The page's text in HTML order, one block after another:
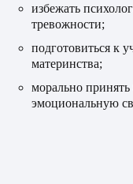
избежать
тревожности;
подготовиться к
материнства;
морально принять
эмоциональную